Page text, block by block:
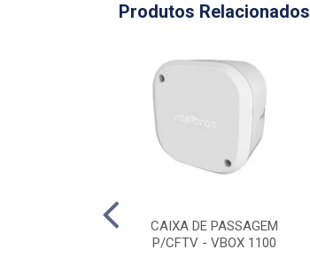
Produtos Relacionados
CAIXA DE PASSAGEM
P/CFTV - VBOX 1100